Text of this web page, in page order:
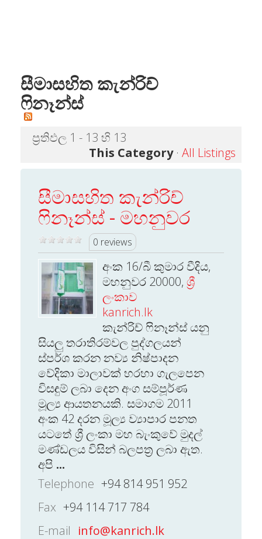
සීමාසහිත කැන්රිච්
ෆිනෑන්ස්
ප්‍රතිඵල 1 - 13 හි 13
This Category· All Listings
සීමාසහිත කැන්රිච්
ෆිනෑන්ස් - මහනුවර
0 reviews
අංක 16/බී කුමාර වීදිය,
මහනුවර 20000, ශ්‍රී
ලංකාව
kanrich.lk
කැන්රිච් ෆිනෑන්ස් යනු
සියලු තරාතිරම්වල පුද්ගලයන්
ස්පර්ශ කරන නව්‍ය නිෂ්පාදන
වේදිකා මාලාවක් හරහා ගැලපෙන
විසඳුම් ලබා දෙන අංග සම්පූර්ණ
මූල්‍ය ආයතනයකි. සමාගම 2011
අංක 42 දරන මූල්‍ය ව්‍යාපාර පනත
යටතේ ශ්‍රී ලංකා මහ බැංකුවේ මුදල්
මණ්ඩලය විසින් බලපත්‍ර ලබා ඇත.
අපි ...
Telephone +94 814 951 952
Fax +94 114 717 784
E-mail info@kanrich.lk